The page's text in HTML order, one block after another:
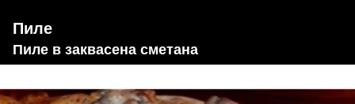
Пиле
Пиле в заквасена сметана